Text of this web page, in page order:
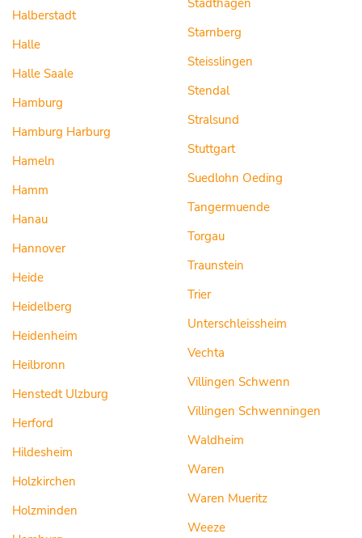
Halberstadt
Halle
Halle Saale
Hamburg
Hamburg Harburg
Hameln
Hamm
Hanau
Hannover
Heide
Heidelberg
Heidenheim
Heilbronn
Henstedt Ulzburg
Herford
Hildesheim
Holzkirchen
Holzminden
Stadthagen
Starnberg
Steisslingen
Stendal
Stralsund
Stuttgart
Suedlohn Oeding
Tangermuende
Torgau
Traunstein
Trier
Unterschleissheim
Vechta
Villingen Schwenn
Villingen Schwenningen
Waldheim
Waren
Waren Mueritz
Weeze